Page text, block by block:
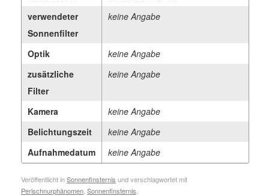
verwendeter
Sonnenfilter
keine Angabe
Optik
keine Angabe
zusätzliche
Filter
keine Angabe
Kamera
keine Angabe
Belichtungszeit
keine Angabe
Aufnahmedatum
keine Angabe
Veröffentlicht inSonnenfinsternis und verschlagwortet mit
Perlschnurphänomen Sonnenfinsternis